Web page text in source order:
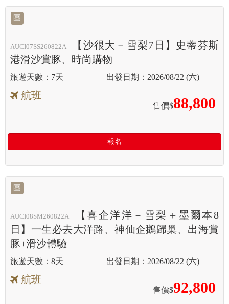
團
AUCI07SS260822A
【沙很大－雪梨7日】史蒂芬斯
港滑沙賞豚、時尚購物
7天 2026/08/22 (六)
航班
售價$88,800
報名
團
AUCI08SM260822A
【喜企洋洋－雪梨＋墨爾本8
日】一生必去大洋路、神仙企鵝歸巢、出海賞
豚+滑沙體驗
8天 2026/08/22 (六)
航班
售價$92,800